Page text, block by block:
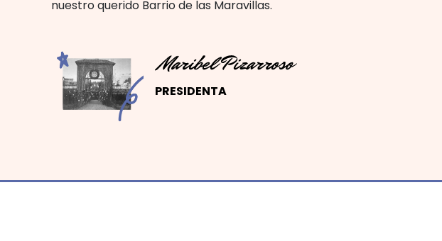
nuestro querido Barrio de las Maravillas.
PRESIDENTA